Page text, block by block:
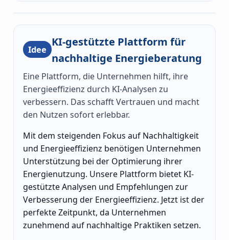
Idee
KI-gestützte Plattform für
nachhaltige Energieberatung
Eine Plattform, die Unternehmen hilft, ihre
Energieeffizienz durch KI-Analysen zu
verbessern. Das schafft Vertrauen und macht
den Nutzen sofort erlebbar.
Mit dem steigenden Fokus auf Nachhaltigkeit
und Energieeffizienz benötigen Unternehmen
Unterstützung bei der Optimierung ihrer
Energienutzung. Unsere Plattform bietet KI-
gestützte Analysen und Empfehlungen zur
Verbesserung der Energieeffizienz. Jetzt ist der
perfekte Zeitpunkt, da Unternehmen
zunehmend auf nachhaltige Praktiken setzen.